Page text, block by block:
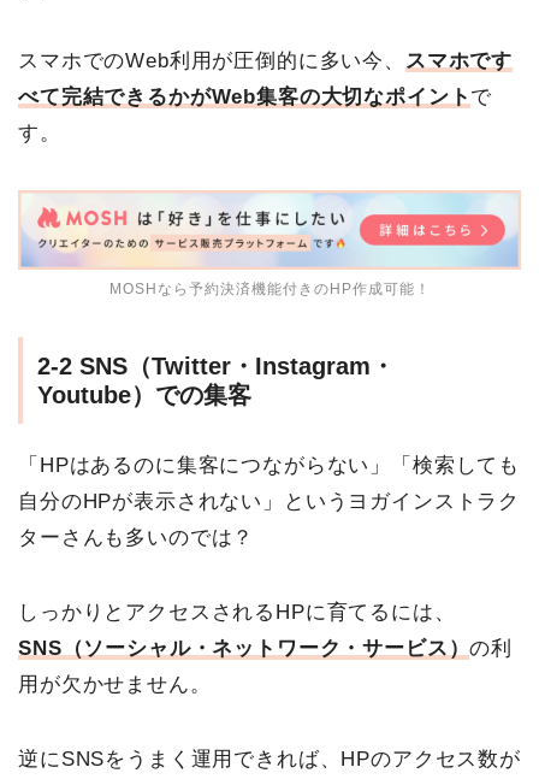
スマホでのWeb利用が圧倒的に多い今、 スマホです
べて完結できるかがWeb集客の大切なポイント で
す。
MOSHなら予約決済機能付きのHP作成可能！
2-2 SNS（Twitter・Instagram・
Youtube）での集客
「HPはあるのに集客につながらない」「検索しても
自分のHPが表示されない」というヨガインストラク
ターさんも多いのでは？
しっかりとアクセスされるHPに育てるには、
SNS（ソーシャル・ネットワーク・サービス）の利
用が欠かせません。
逆にSNSをうまく運用できれば、HPのアクセス数が